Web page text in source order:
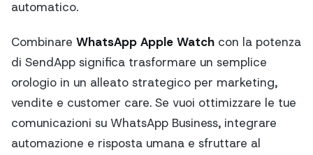
automatico.
Combinare WhatsApp Apple Watch con la potenza
di SendApp significa trasformare un semplice
orologio in un alleato strategico per marketing,
vendite e customer care. Se vuoi ottimizzare le tue
comunicazioni su WhatsApp Business, integrare
automazione e risposta umana e sfruttare al